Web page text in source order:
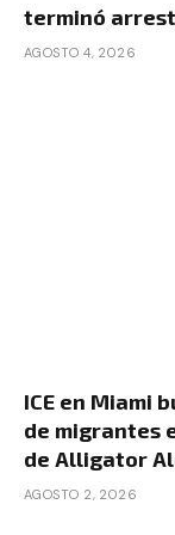
terminó
AGOSTO 4, 2026
ICE en Miami
de migrantes
de Alligator
AGOSTO 2, 2026